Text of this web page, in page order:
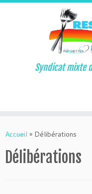
au
Syndicat mixte
Accueil » Délibérations
Délibérations